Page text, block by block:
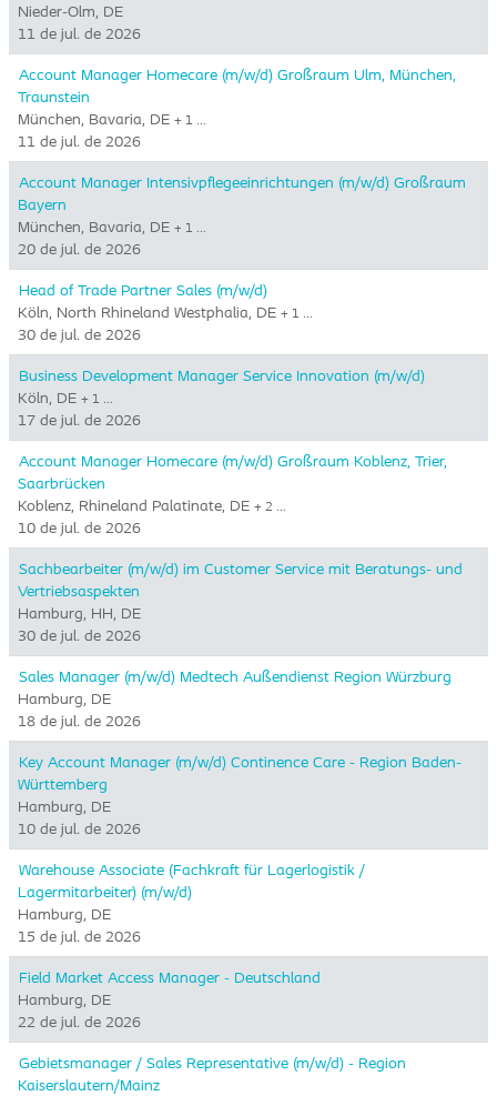
Nieder-Olm, DE
11 de jul. de 2026
Account Manager Homecare (m/w/d) Großraum Ulm, München,
Traunstein
München, Bavaria, DE + 1 …
11 de jul. de 2026
Account Manager Intensivpflegeeinrichtungen (m/w/d) Großraum
Bayern
München, Bavaria, DE + 1 …
20 de jul. de 2026
Head of Trade Partner Sales (m/w/d)
Köln, North Rhineland Westphalia, DE + 1 …
30 de jul. de 2026
Business Development Manager Service Innovation (m/w/d)
Köln, DE + 1 …
17 de jul. de 2026
Account Manager Homecare (m/w/d) Großraum Koblenz, Trier,
Saarbrücken
Koblenz, Rhineland Palatinate, DE + 2 …
10 de jul. de 2026
Sachbearbeiter (m/w/d) im Customer Service mit Beratungs- und
Vertriebsaspekten
Hamburg, HH, DE
30 de jul. de 2026
Sales Manager (m/w/d) Medtech Außendienst Region Würzburg
Hamburg, DE
18 de jul. de 2026
Key Account Manager (m/w/d) Continence Care - Region Baden-
Württemberg
Hamburg, DE
10 de jul. de 2026
Warehouse Associate (Fachkraft für Lagerlogistik /
Lagermitarbeiter) (m/w/d)
Hamburg, DE
15 de jul. de 2026
Field Market Access Manager - Deutschland
Hamburg, DE
22 de jul. de 2026
Gebietsmanager / Sales Representative (m/w/d) - Region
Kaiserslautern/Mainz